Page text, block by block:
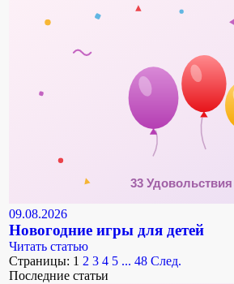
09.08.2026
Новогодние игры для детей
Читать статью
Страницы: 1 2 3 4 5 ... 48 След.
Последние статьи